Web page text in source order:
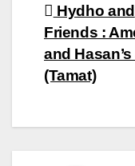
Navigasi
pos
Hydho and
Friends :
and
(Tamat)